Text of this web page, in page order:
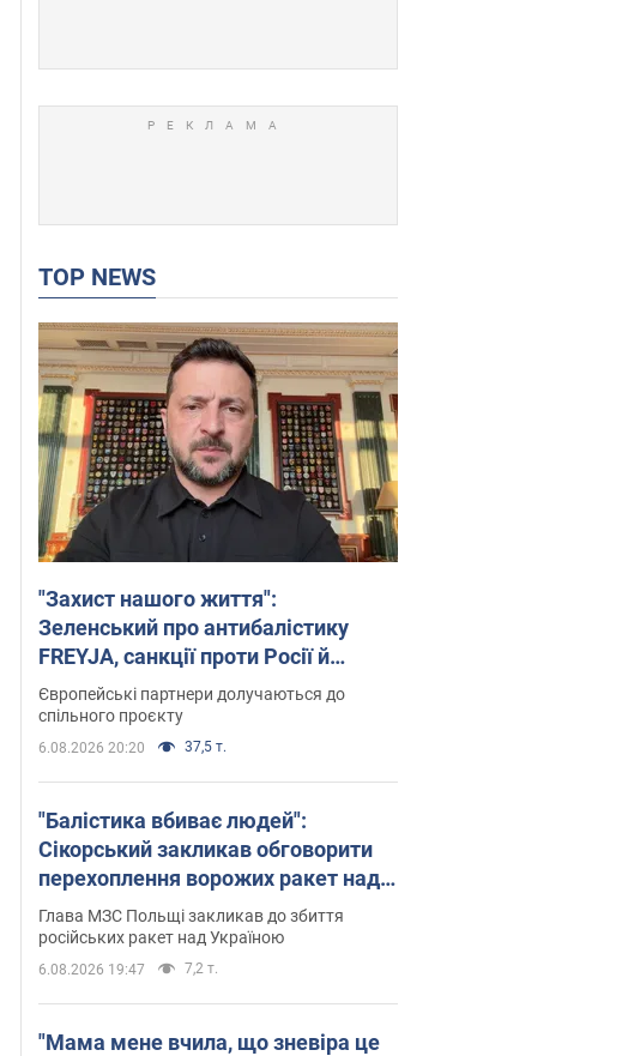
TOP NEWS
"Захист нашого життя":
Зеленський про антибалістику
FREYJA, санкції проти Росії й
підтримку аграріїв. Відео
Європейські партнери долучаються до
спільного проєкту
6.08.2026 20:20 37,5 т.
"Балістика вбиває людей":
Сікорський закликав обговорити
перехоплення ворожих ракет над
Україною
Глава МЗС Польщі закликав до збиття
російських ракет над Україною
6.08.2026 19:47 7,2 т.
"Мама мене вчила, що зневіра це